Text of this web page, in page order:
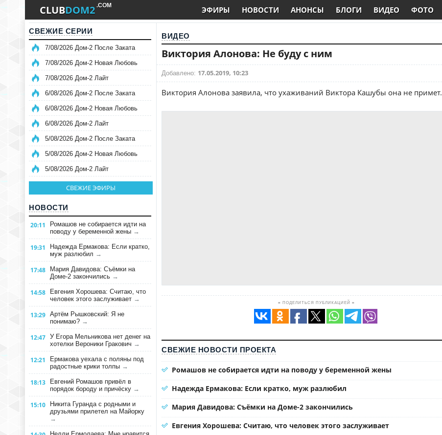
CLUBDOM2 .COM ЭФИРЫ НОВОСТИ АНОНСЫ БЛОГИ ВИДЕО ФОТО
СВЕЖИЕ СЕРИИ
7/08/2026 Дом-2 После Заката
7/08/2026 Дом-2 Новая Любовь
7/08/2026 Дом-2 Лайт
6/08/2026 Дом-2 После Заката
6/08/2026 Дом-2 Новая Любовь
6/08/2026 Дом-2 Лайт
5/08/2026 Дом-2 После Заката
5/08/2026 Дом-2 Новая Любовь
5/08/2026 Дом-2 Лайт
СВЕЖИЕ ЭФИРЫ
НОВОСТИ
20:11
Ромашов не собирается идти на
поводу у беременной жены →
19:31
Надежда Ермакова: Если кратко,
муж разлюбил →
17:48
Мария Давидова: Съёмки на
Доме-2 закончились →
14:58
Евгения Хорошева: Считаю, что
человек этого заслуживает →
13:29 Артём Рышковский: Я не
понимаю? →
12:47 У Егора Мельникова нет денег на
хотелки Вероники Гракович →
12:21
Ермакова уехала с поляны под
радостные крики толпы →
18:13
Евгений Ромашов привёл в
порядок бороду и причёску →
15:10
Никита Гуранда с родными и
друзьями прилетел на Майорку
→
ВИДЕО
Виктория Алонова: Не буду с ним
Добавлено: 17.05.2019, 10:23
Виктория Алонова заявила, что ухаживаний Виктора Кашубы она не примет.
≡ ПОДЕЛИТЬСЯ ПУБЛИКАЦИЕЙ ≡
СВЕЖИЕ НОВОСТИ ПРОЕКТА
Ромашов не собирается идти на поводу у беременной жены
Надежда Ермакова: Если кратко, муж разлюбил
Мария Давидова: Съёмки на Доме-2 закончились
Евгения Хорошева: Считаю, что человек этого заслуживает